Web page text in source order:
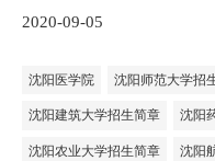
2020-09-05
沈阳医学院 沈阳师范大学招
沈阳建筑大学招生简章 沈阳
沈阳农业大学招生简章 沈阳